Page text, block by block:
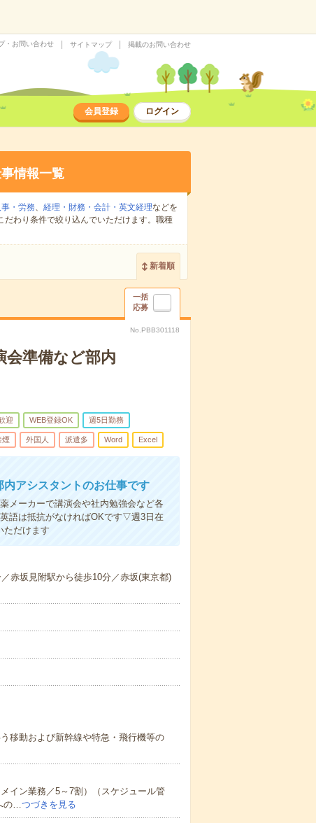
・お問い合わせ サイトマップ 掲載のお問い合わせ
会員登録 ログイン
情報一覧
・労務、 経理・財務・会計・英文経理などを
だわり条件で絞り込んでいただけます。職種
新着順
一括
応募
No.PBB301118
会準備など部内
迎 WEB登録OK 週5日勤務
煙 外国人 派遣多 Word Excel
アシスタントのお仕事です
メーカーで講演会や社内勉強会など各
語は抵抗がなければOKです▽週3日在
ただけます
赤坂見附駅から徒歩10分／赤坂(東京都)
移動および新幹線や特急・飛行機等の
イン業務／5～7割）（スケジュール管
の…つづきを見る